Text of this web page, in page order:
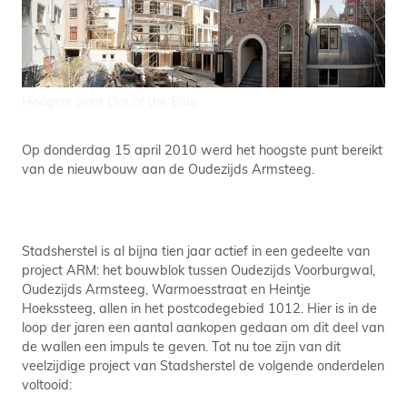
Op donderdag 15 april 2010 werd het hoogste punt bereikt
van de nieuwbouw aan de Oudezijds Armsteeg.
Stadsherstel is al bijna tien jaar actief in een gedeelte van
project ARM: het bouwblok tussen Oudezijds Voorburgwal,
Oudezijds Armsteeg, Warmoesstraat en Heintje
Hoekssteeg, allen in het postcodegebied 1012. Hier is in de
loop der jaren een aantal aankopen gedaan om dit deel van
de wallen een impuls te geven. Tot nu toe zijn van dit
veelzijdige project van Stadsherstel de volgende onderdelen
voltooid: